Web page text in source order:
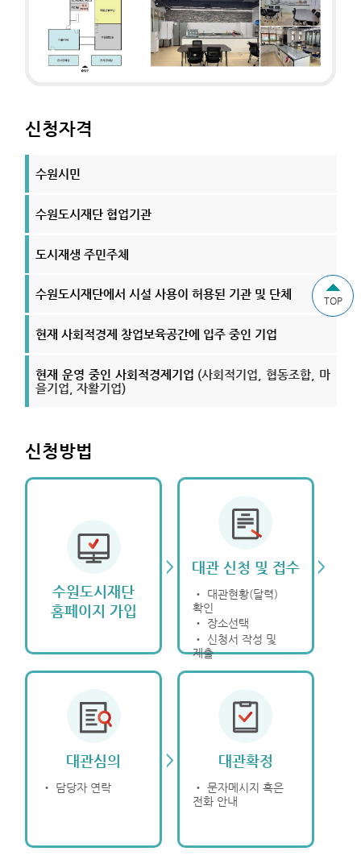
신청자격
수원시민
수원도시재단 협업기관
도시재생 주민주체
수원도시재단에서 시설 사용이 허용된 기관 및 단체
현재 사회적경제 창업보육공간에 입주 중인 기업
현재 운영 중인 사회적경제기업 (사회적기업, 협동조합, 마
을기업, 자활기업)
신청방법
수원도시재단
홈페이지 가입
> 대관 신청 및 접수
‧ 대관현황(달력)
확인
‧ 장소선택
‧ 신청서 작성 및
제출
>
대관심의
‧ 담당자 연락
> 대관확정
‧ 문자메시지 혹은
전화 안내
TOP